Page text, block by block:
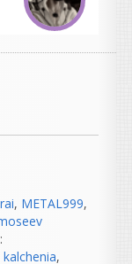
, METAL999,
kalchenia,